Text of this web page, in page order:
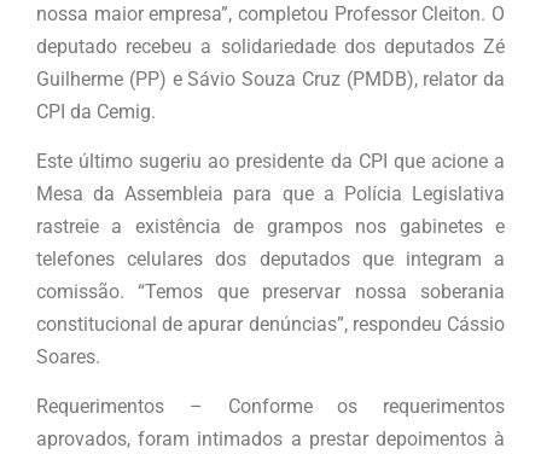
nossa maior empresa”, completou Professor Cleiton. O
deputado recebeu a solidariedade dos deputados Zé
Guilherme (PP) e Sávio Souza Cruz (PMDB), relator da
CPI da Cemig.
Este último sugeriu ao presidente da CPI que acione a
Mesa da Assembleia para que a Polícia Legislativa
rastreie a existência de grampos nos gabinetes e
telefones celulares dos deputados que integram a
comissão. “Temos que preservar nossa soberania
constitucional de apurar denúncias”, respondeu Cássio
Soares.
Requerimentos – Conforme os requerimentos
aprovados, foram intimados a prestar depoimentos à